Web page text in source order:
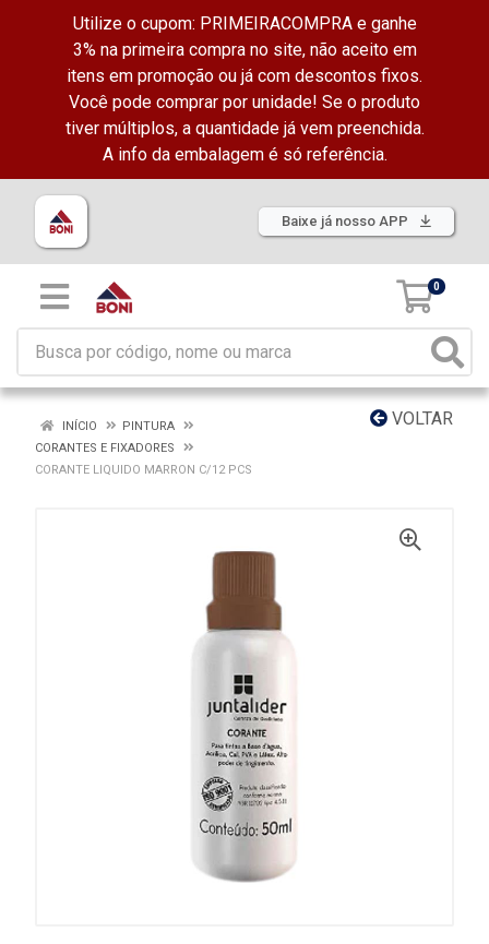
Utilize o cupom: PRIMEIRACOMPRA e ganhe
3% na primeira compra no site, não aceito em
itens em promoção ou já com descontos fixos.
Você pode comprar por unidade! Se o produto
tiver múltiplos, a quantidade já vem preenchida.
A info da embalagem é só referência.
Baixe já nosso APP
0
VOLTAR
INÍCIO
PINTURA
CORANTES E FIXADORES
CORANTE LIQUIDO MARRON C/12 PCS